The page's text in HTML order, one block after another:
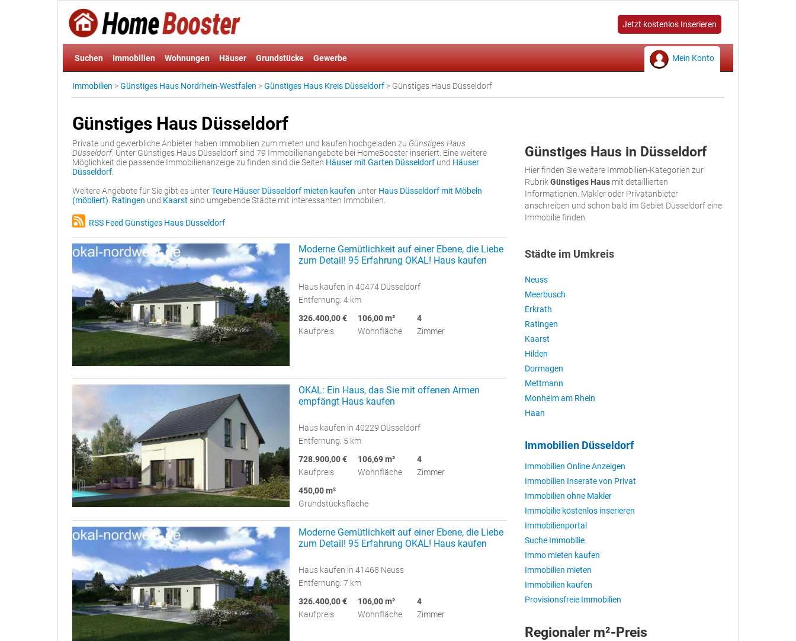
Jetzt kostenlos Inserieren
Suchen Immobilien Wohnungen Häuser Grundstücke Gewerbe Mein Konto
Immobilien >Günstiges Haus Nordrhein-Westfalen >Günstiges Haus Kreis Düsseldorf > Günstiges Haus Düsseldorf
Günstiges Haus Düsseldorf
Private und gewerbliche Anbieter haben Immobilien zum mieten und kaufen hochgeladen zu Günstiges Haus
Düsseldorf. Unter Günstiges Haus Düsseldorf sind 79 Immobilienangebote bei HomeBooster inseriert. Eine weitere
Möglichkeit die passende Immobilienanzeige zu finden sind die Seiten Häuser mit Garten Düsseldorf und Häuser
Düsseldorf
Weitere Angebote für Sie gibt es unterTeure Häuser Düsseldorf mieten kaufen unter Haus Düsseldorf mit Möbeln
(möbliert) Ratingen und Kaarst sind umgebende Städte mit interessanten Immobilien.
RSS Feed Günstiges Haus Düsseldorf
Moderne Gemütlichkeit auf einer Ebene, die Liebe
zum Detail! 95 Erfahrung OKAL! Haus kaufen
Haus kaufen in 40474 Düsseldorf
Entfernung: 4 km
326.400,00 €
Kaufpreis
106,00 m²
Wohnfläche
4
Zimmer
OKAL: Ein Haus, das Sie mit offenen Armen
empfängt Haus kaufen
Haus kaufen in 40229 Düsseldorf
Entfernung: 5 km
728.900,00 €
Kaufpreis
106,69 m²
Wohnfläche
4
Zimmer
450,00 m²
Grundstücksfläche
Moderne Gemütlichkeit auf einer Ebene, die Liebe
zum Detail! 95 Erfahrung OKAL! Haus kaufen
Haus kaufen in 41468 Neuss
Entfernung: 7 km
326.400,00 €
Kaufpreis
106,00 m²
Wohnfläche
4
Zimmer
Günstiges Haus in Düsseldorf
Hier finden Sie weitere Immobilien-Kategorien zur
Rubrik Günstiges Haus mit detaillierten
Informationen. Makler oder Privatanbieter
anschreiben und schon bald im Gebiet Düsseldorf eine
Immobilie finden.
Städte im Umkreis
Neuss
Meerbusch
Erkrath
Ratingen
Kaarst
Hilden
Dormagen
Mettmann
Monheim am Rhein
Haan
Immobilien Düsseldorf
Immobilien Online Anzeigen
Immobilien Inserate von Privat
Immobilien ohne Makler
Immobilie kostenlos inserieren
Immobilienportal
Suche Immobilie
Immo mieten kaufen
Immobilien mieten
Immobilien kaufen
Provisionsfreie Immobilien
Regionaler m²-Preis